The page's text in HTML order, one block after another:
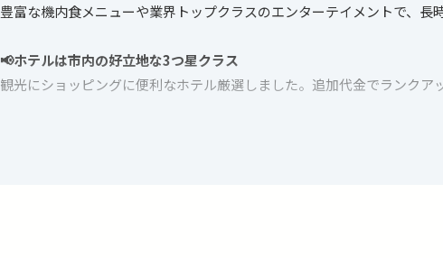
豊富な機内食メニューや業界トップクラスのエンターテイメントで、長
📢ホテルは市内の好立地な3つ星クラス
観光にショッピングに便利なホテル厳選しました。追加代金でランクア